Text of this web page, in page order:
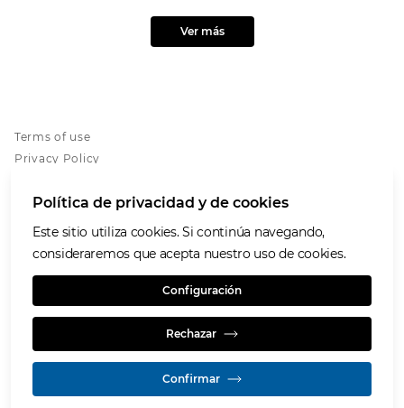
Ver más
Terms of use
Privacy Policy
Accessibility
Grupo Prodeco
Programa de Atención de Inquietudes
Política de privacidad y de cookies
Este sitio utiliza cookies. Si continúa navegando,
consideraremos que acepta nuestro uso de cookies.
Configuración
Rechazar
Confirmar